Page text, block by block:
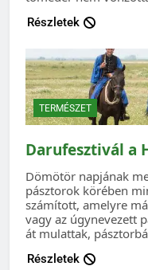
Részletek
TERMÉSZET
Darufesztivál a
Dömötör napjának
pásztorok körében
számított, amelyre
vagy az úgynevezett
át mulattak,
Részletek